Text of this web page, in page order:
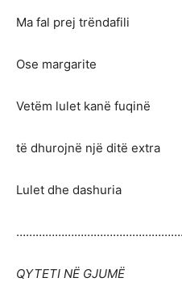
Ma fal prej trëndafili
Ose margarite
Vetëm lulet kanë fuqinë
të dhurojnë një ditë extra
Lulet dhe dashuria
QYTETI NË GJUMË